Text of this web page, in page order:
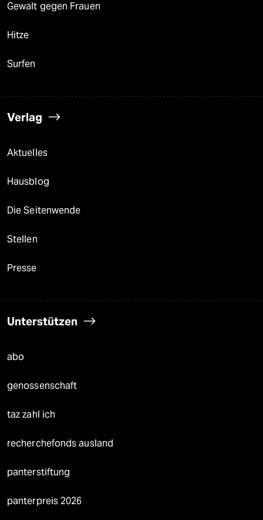
Gewalt gegen Frauen
Hitze
Surfen
Verlag
Aktuelles
Hausblog
Die Seitenwende
Stellen
Presse
Unterstützen
abo
genossenschaft
taz zahl ich
recherchefonds ausland
panterstiftung
panterpreis 2026